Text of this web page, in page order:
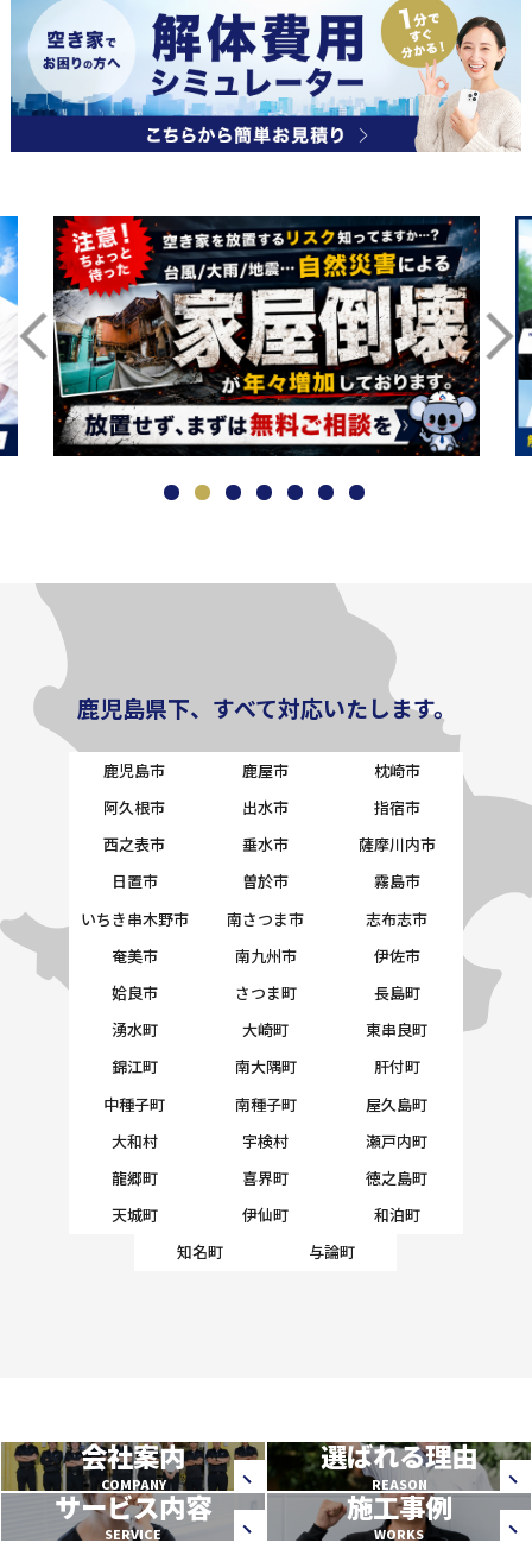
鹿児島県下、すべて対応いたします。
鹿児島市 鹿屋市
枕崎市
阿久根市
出水市
指宿市
西之表市
垂水市
薩摩川内市
日置市
曽於市
霧島市
いちき串木野市
南さつま市
志布志市
奄美市
南九州市
伊佐市
姶良市
さつま町
長島町
湧水町
大崎町
東串良町
錦江町
南大隅町
肝付町
中種子町
南種子町
屋久島町
大和村
宇検村
瀬戸内町
龍郷町
喜界町
徳之島町
天城町
伊仙町
和泊町
知名町
与論町
会社案内
COMPANY
選ばれる理由
REASON
サービス内容
SERVICE
施工事例
WORKS